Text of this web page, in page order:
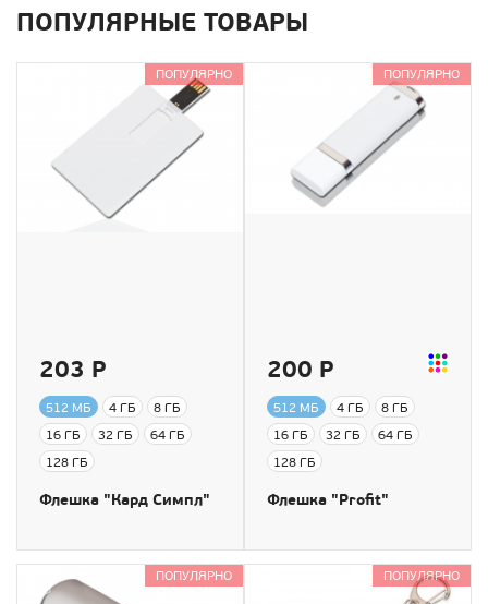
ПОПУЛЯРНЫЕ ТОВАРЫ
ПОПУЛЯРНО
203 Р
512 МБ 4 ГБ
8 ГБ
16 ГБ
32 ГБ
64 ГБ
128 ГБ
Флешка "Кард Симпл"
ПОПУЛЯРНО
200 Р
512 МБ 4 ГБ
8 ГБ
16 ГБ
32 ГБ
64 ГБ
128 ГБ
Флешка "Profit"
ПОПУЛЯРНО ПОПУЛЯРНО